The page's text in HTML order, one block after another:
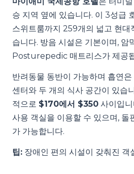
승 지역 옆에 있습니다. 이 3성급
스위트룸까지 259개의 넓고 현대
습니다. 방음 시설은 기본이며, 암
Posturepedic 매트리스가 제공
반려동물 동반이 가능하며 흡연
센터와 두 개의 식사 공간이 있습
적으로 $170에서 $350 사이입
사용 객실을 이용할 수 있으며, 돌
가 가능합니다.
팁: 장애인 편의 시설이 갖춰진 객